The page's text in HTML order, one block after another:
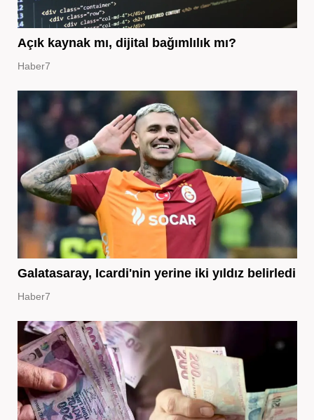
Açık kaynak mı, dijital bağımlılık mı?
Haber7
Galatasaray, Icardi'nin yerine iki yıldız belirledi
Haber7